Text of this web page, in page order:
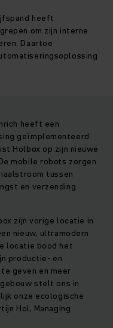
heeft
om zijn interne
Daartoe
heeft een
geïmplementeerd
Holbox op zijn nieuwe
mobile robots zorgen
tussen
en verzending.
zijn vorige locatie in
nieuw, ultramodern
locatie bood het
productie- en
geven en meer
stelt ons in
onze ecologische
Hol, Managing